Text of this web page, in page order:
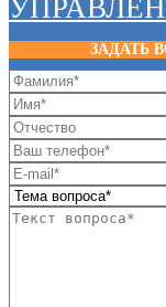
ЗАДАТЬ